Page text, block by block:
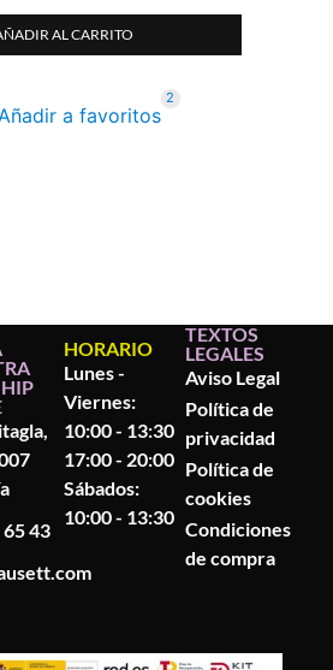
AL CARRITO
a favoritos
2
43
HORARIO
Lunes -
Viernes:
10:00 - 13:30
17:00 - 20:00
Sábados:
10:00 - 13:30
TEXTOS
LEGALES
Aviso Legal
Política de
privacidad
Política de
cookies
Condiciones
de compra